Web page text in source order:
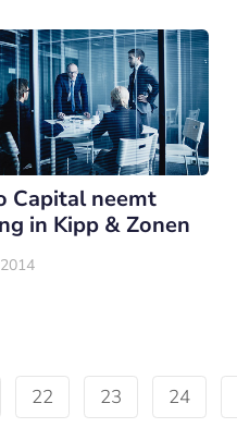
Capital neemt
in Kipp & Zonen
22 23 24